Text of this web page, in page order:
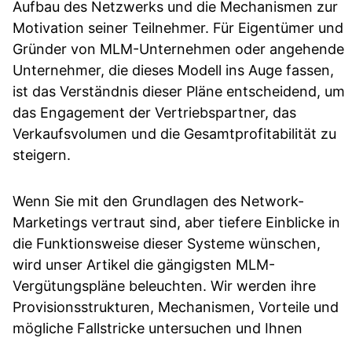
Aufbau des Netzwerks und die Mechanismen zur
Motivation seiner Teilnehmer. Für Eigentümer und
Gründer von MLM-Unternehmen oder angehende
Unternehmer, die dieses Modell ins Auge fassen,
ist das Verständnis dieser Pläne entscheidend, um
das Engagement der Vertriebspartner, das
Verkaufsvolumen und die Gesamtprofitabilität zu
steigern.
Wenn Sie mit den Grundlagen des Network-
Marketings vertraut sind, aber tiefere Einblicke in
die Funktionsweise dieser Systeme wünschen,
wird unser Artikel die gängigsten MLM-
Vergütungspläne beleuchten. Wir werden ihre
Provisionsstrukturen, Mechanismen, Vorteile und
mögliche Fallstricke untersuchen und Ihnen